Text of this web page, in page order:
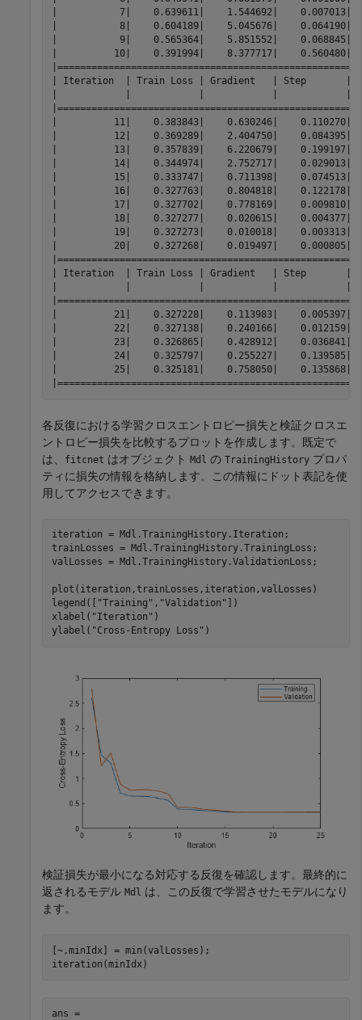
|           7|    0.639611|    1.544692|
|           8|    0.604189|    5.045676|
|           9|    0.565364|    5.851552|
|          10|    0.391994|    8.377717|
| Iteration  | Train Loss | Gradient   | Step       |
|          11|    0.383843|    0.630246|
|          12|    0.369289|    2.404750|
|          13|    0.357839|    6.220679|
|          14|    0.344974|    2.752717|
|          15|    0.333747|    0.711398|
|          16|    0.327763|    0.804818|
|          17|    0.327702|    0.778169|
|          18|    0.327277|    0.020615|
|          19|    0.327273|    0.010018|
|          20|    0.327268|    0.019497|
| Iteration  | Train Loss | Gradient   | Step       |
|          21|    0.327228|    0.113983|
|          22|    0.327138|    0.240166|
|          23|    0.326865|    0.428912|
|          24|    0.325797|    0.255227|
|          25|    0.325181|    0.758050|
各反復における学習クロスエントロピー損失と検証クロスエ
ントロピー損失を比較するプロットを作成します。既定で
は、
fitcnet はオブジェクト Mdl の TrainingHistory プロパ
ティに損失の情報を格納します。この情報にドット表記を使
用してアクセスできます。
iteration = Mdl.TrainingHistory.Iteration;
trainLosses = Mdl.TrainingHistory.TrainingLoss;
valLosses = Mdl.TrainingHistory.ValidationLoss;
plot(iteration,trainLosses,iteration,valLosses)
legend([
"Training" , "Validation" ])
xlabel( "Iteration" )
ylabel( "Cross-Entropy Loss" )
検証損失が最小になる対応する反復を確認します。最終的に
返されるモデル Mdl は、この反復で学習させたモデルになり
ます。
[~,minIdx] = min(valLosses);
iteration(minIdx)
ans =